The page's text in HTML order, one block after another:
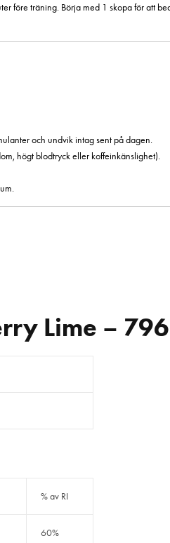
träning. Börja med 1 skopa för att
och undvik intag sent på dagen.
högt blodtryck eller koffeinkänslighet).
Lime –
% av RI
60%